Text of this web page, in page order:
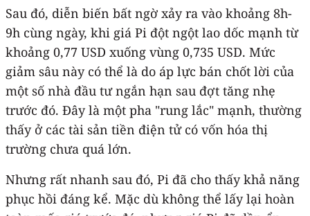
Sau đó, diễn biến bất ngờ xảy ra vào khoảng 8h-
9h cùng ngày, khi giá Pi đột ngột lao dốc mạnh từ
khoảng 0,77 USD xuống vùng 0,735 USD. Mức
giảm sâu này có thể là do áp lực bán chốt lời của
một số nhà đầu tư ngắn hạn sau đợt tăng nhẹ
trước đó. Đây là một pha "rung lắc" mạnh, thường
thấy ở các tài sản tiền điện tử có vốn hóa thị
trường chưa quá lớn.
Nhưng rất nhanh sau đó, Pi đã cho thấy khả năng
phục hồi đáng kể. Mặc dù không thể lấy lại hoàn